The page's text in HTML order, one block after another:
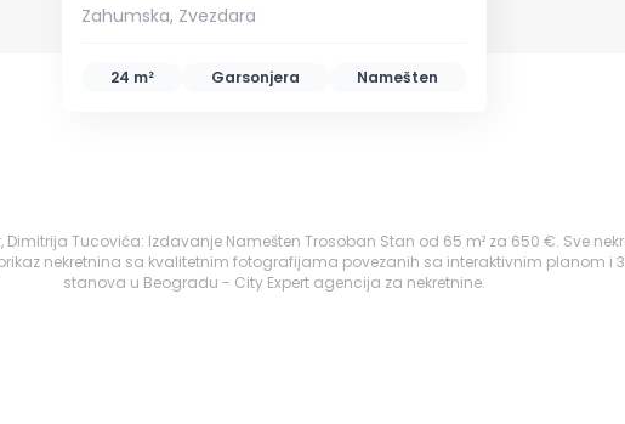
Zahumska, Zvezdara
24 m² Garsonjera Namešten
Tucovića: Izdavanje Namešten Trosoban Stan od 65 m² za 650 €. Sve
nekretnina sa kvalitetnim fotografijama povezanih sa interaktivnim planom i
stanova u Beogradu - City Expert agencija za nekretnine.